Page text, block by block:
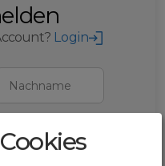
Login
Nachname